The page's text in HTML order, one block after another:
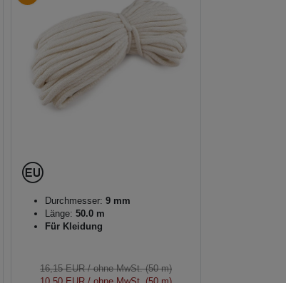
Durchmesser: 9 mm
Länge: 50.0 m
Für Kleidung
16,15 EUR/ ohne MwSt. (50 m)